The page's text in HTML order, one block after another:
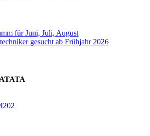
für Juni, Juli, August
gesucht ab Frühjahr 2026